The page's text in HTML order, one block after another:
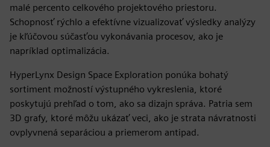
malé percento celkového projektového priestoru.
Schopnosť rýchlo a efektívne vizualizovať výsledky analýzy
je kľúčovou súčasťou vykonávania procesov, ako je
napríklad optimalizácia.
HyperLynx Design Space Exploration ponúka bohatý
sortiment možností výstupného vykreslenia, ktoré
poskytujú prehľad o tom, ako sa dizajn správa. Patria sem
3D grafy, ktoré môžu ukázať veci, ako je strata návratnosti
ovplyvnená separáciou a priemerom antipad.